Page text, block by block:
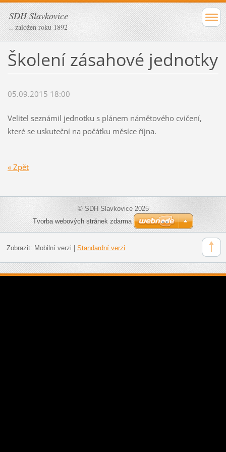
SDH Slavkovice
.. založen roku 1892
Školení zásahové jednotky
05.09.2015 18:00
Velitel seznámil jednotku s plánem námětového cvičení,
které se uskuteční na počátku měsíce října.
« Zpět
© SDH Slavkovice 2025
Tvorba webových stránek zdarma
Zobrazit: Mobilní verzi | Standardní verzi